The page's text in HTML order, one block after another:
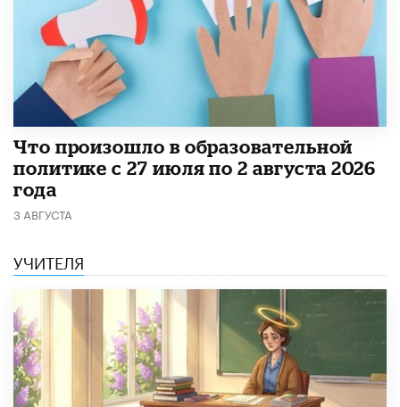
​Что произошло в образовательной
политике с 27 июля по 2 августа 2026
года
3 АВГУСТА
УЧИТЕЛЯ